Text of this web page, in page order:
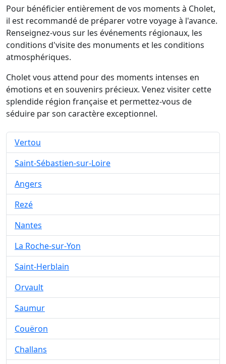
Pour bénéficier entièrement de vos moments à Cholet,
il est recommandé de préparer votre voyage à l'avance.
Renseignez-vous sur les événements régionaux, les
conditions d'visite des monuments et les conditions
atmosphériques.
Cholet vous attend pour des moments intenses en
émotions et en souvenirs précieux. Venez visiter cette
splendide région française et permettez-vous de
séduire par son caractère exceptionnel.
Vertou
Saint-Sébastien-sur-Loire
Angers
Rezé
Nantes
La Roche-sur-Yon
Saint-Herblain
Orvault
Saumur
Couëron
Challans